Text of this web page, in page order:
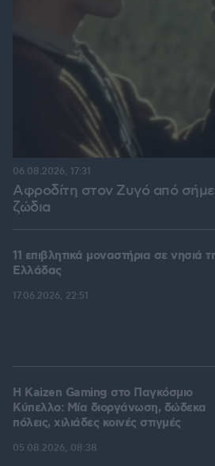
Αφροδίτη στον Ζυγό από
ζώδια
06.08.2026, 17:31
11 επιβλητικά μοναστήρια σε νησιά
Ελλάδας
17.06.2026, 22:51
H Kaizen Gaming στο Παγκόσμιο
Kύπελλο: Μία διοργάνωση, δώδεκα
πόλεις, χιλιάδες κοινές στιγμές
05.08.2026, 08:38